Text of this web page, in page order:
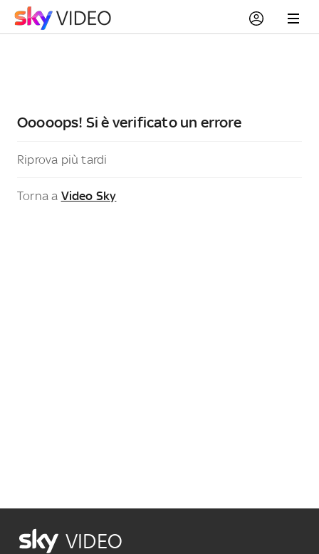
Ooooops! Si è verificato un errore
Riprova più tardi
Torna a Video Sky
VIDEO